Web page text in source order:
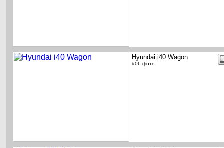
Hyundai i40 Wagon
#06 фото